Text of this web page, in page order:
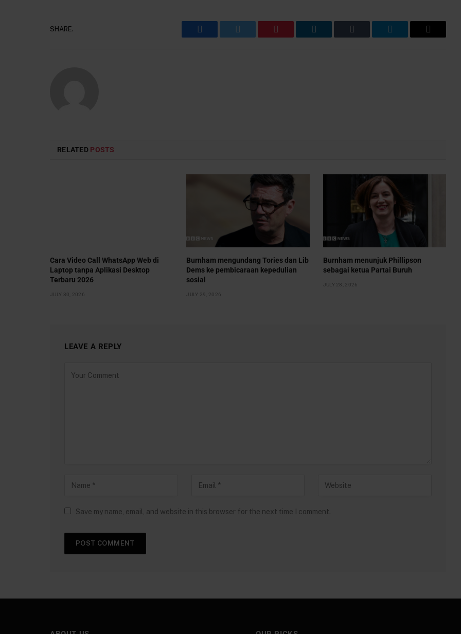
SHARE.
Facebook Twitter Pinterest LinkedIn Tumblr Telegram Email
RELATED POSTS
Cara Video Call WhatsApp Web di
Laptop tanpa Aplikasi Desktop
Terbaru 2026
JULY 30, 2026
Burnham mengundang Tories dan Lib
Dems ke pembicaraan kepedulian
sosial
JULY 29, 2026
Burnham menunjuk Phillipson
sebagai ketua Partai Buruh
JULY 28, 2026
LEAVE A REPLY
Save my name, email, and website in this browser for the next time I comment.